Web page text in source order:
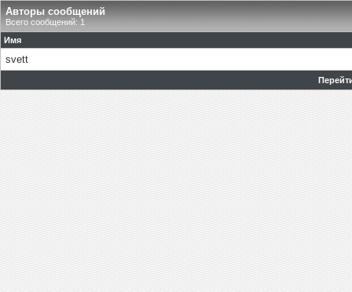
Авторы сообщений
Всего сообщений: 1
Имя
svett